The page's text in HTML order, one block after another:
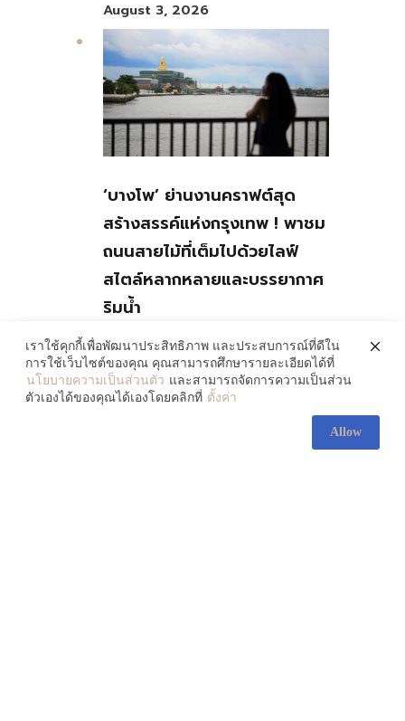
August 3, 2026
‘บางโพ’ ย่านงานคราฟต์สุด
สร้างสรรค์แห่งกรุงเทพ ! พาชม
ถนนสายไม้ที่เต็มไปด้วยไลฟ์
สไตล์หลากหลายและบรรยากาศ
ริมน้ำ
July 30, 2026
เราใช้คุกกี้เพื่อพัฒนาประสิทธิภาพ และประสบการณ์ที่ดีใน
การใช้เว็บไซต์ของคุณ คุณสามารถศึกษารายละเอียดได้ที่
นโยบายความเป็นส่วนตัว และสามารถจัดการความเป็นส่วน
ตัวเองได้ของคุณได้เองโดยคลิกที่ ตั้งค่า
Allow